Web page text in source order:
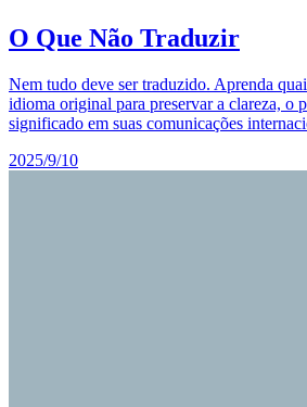
O Que Não Traduzir
Nem tudo deve ser traduzido. Aprenda
idioma original para preservar a clareza, o
significado em suas comunicações
2025/9/10